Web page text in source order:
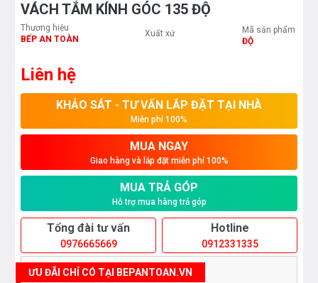
VÁCH TẮM KÍNH GÓC 135 ĐỘ
Thương hiệu
BẾP AN TOÀN
Xuất xứ
Mã sản phẩm
ĐỘ
Liên hệ
KHẢO SÁT - TƯ VẤN LẮP ĐẶT TẠI NHÀ
Miễn phí 100%
MUA NGAY
Giao hàng và lắp đặt miễn phí 100%
MUA TRẢ GÓP
Hỗ trợ mua hàng trả góp
Tổng đài tư vấn
0976665669
Hotline
0912331335
ƯU ĐÃI CHỈ CÓ TẠI BEPANTOAN.VN